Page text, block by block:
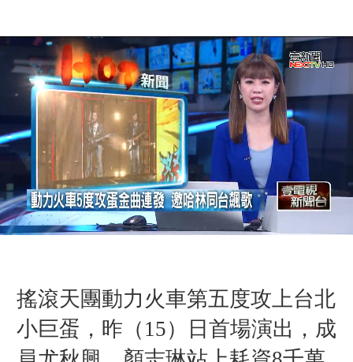
搖滾天團動力火車第五度攻上台北
小巨蛋，昨（15）日首場演出，成